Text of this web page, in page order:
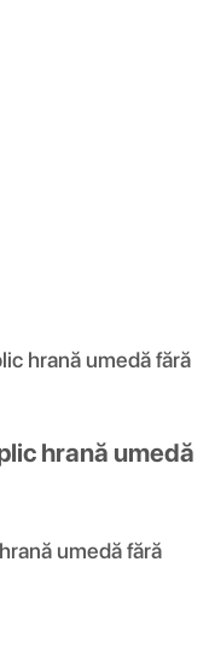
hrană umedă fără
hrană umedă